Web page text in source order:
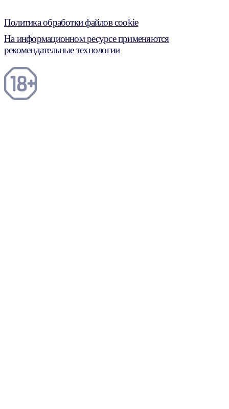
Политика обработки файлов cookie
На информационном ресурсе применяются
рекомендательные технологии